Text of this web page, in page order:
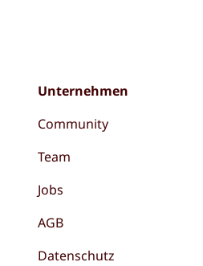
Unternehmen
Community
Team
Jobs
AGB
Datenschutz